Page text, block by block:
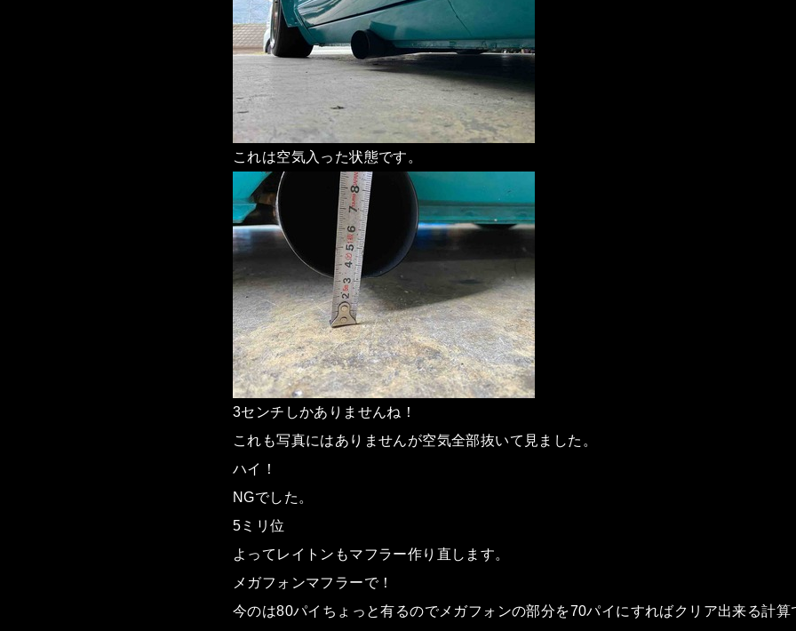
これは空気入った状態です。
3センチしかありませんね！
これも写真にはありませんが空気全部抜いて見ました。
ハイ！
NGでした。
5ミリ位
よってレイトンもマフラー作り直します。
メガフォンマフラーで！
今のは80パイちょっと有るのでメガフォンの部分を70パイにすればクリア出来る計算